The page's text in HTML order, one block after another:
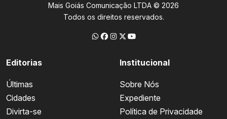
Mais Goiás Comunicação LTDA © 2026
Todos os direitos reservados.
Editorias
Últimas
Cidades
Divirta-se
Institucional
Sobre Nós
Expediente
Política de Privacidade